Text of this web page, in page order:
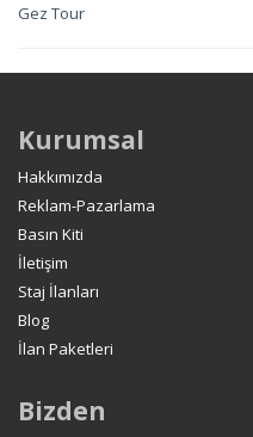
Gez Tour
Kurumsal
Hakkımızda
Reklam-Pazarlama
Basın Kiti
İletişim
Staj İlanları
Blog
İlan Paketleri
Bizden